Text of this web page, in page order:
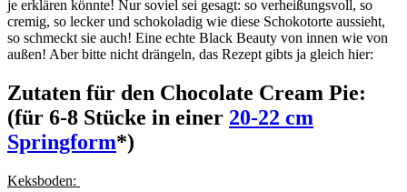
je erklären könnte! Nur soviel sei gesagt: so verheißungsvoll, so
cremig, so lecker und schokoladig wie diese Schokotorte aussieht,
so schmeckt sie auch! Eine echte Black Beauty von innen wie von
außen! Aber bitte nicht drängeln, das Rezept gibts ja gleich hier:
Zutaten für den Chocolate Cream Pie:
(für 6-8 Stücke in einer 20-22 cm
Springform*)
Keksboden: